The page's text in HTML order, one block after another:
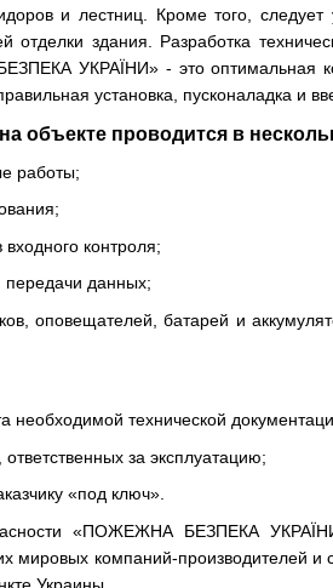
и лестниц. Кроме того,
отделки здания. Разработка
УКРАЇНИ» - это оптимальная
установка, пусконаладка и
объекте проводится в
работы;
входного контроля;
передачи данных;
оповещателей, батарей и
необходимой технической
за эксплуатацию;
«под ключ».
«ПОЖЕЖНА БЕЗПЕКА
мировых компаний-производителей
Украины.